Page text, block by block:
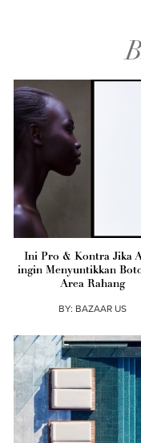
Ini Pro & Kontra Jika
ingin Menyuntikkan
Area Rahang
BY: BAZAAR US